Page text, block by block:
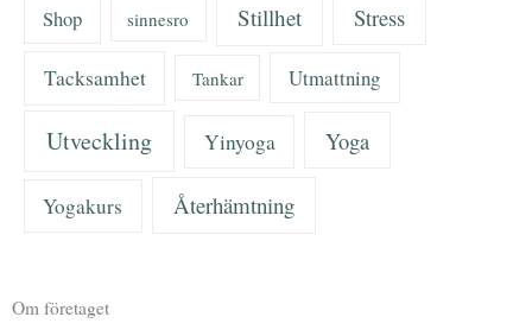
Shop sinnesro Stillhet Stress
Tacksamhet Tankar Utmattning
Utveckling Yinyoga Yoga
Yogakurs Återhämtning
Om företaget